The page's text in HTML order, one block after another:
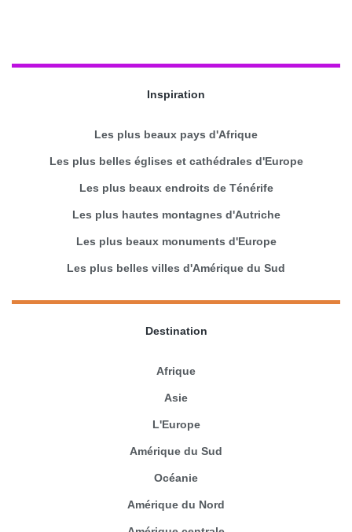
Inspiration
Les plus beaux pays d'Afrique
Les plus belles églises et cathédrales d'Europe
Les plus beaux endroits de Ténérife
Les plus hautes montagnes d'Autriche
Les plus beaux monuments d'Europe
Les plus belles villes d'Amérique du Sud
Destination
Afrique
Asie
L'Europe
Amérique du Sud
Océanie
Amérique du Nord